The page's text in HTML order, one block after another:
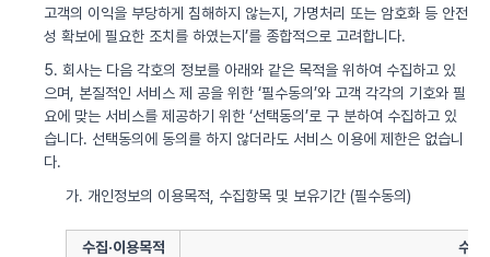
고객의 이익을 부당하게 침해하지 않는지, 가명처리 또는 암호화 등 안전
성 확보에 필요한 조치를 하였는지’를 종합적으로 고려합니다.
5. 회사는 다음 각호의 정보를 아래와 같은 목적을 위하여 수집하고 있
으며, 본질적인 서비스 제 공을 위한 ‘필수동의’와 고객 각각의 기호와 필
요에 맞는 서비스를 제공하기 위한 ‘선택동의’로 구 분하여 수집하고 있
습니다. 선택동의에 동의를 하지 않더라도 서비스 이용에 제한은 없습니
다.
가. 개인정보의 이용목적, 수집항목 및 보유기간 (필수동의)
수집·이용목적 수집